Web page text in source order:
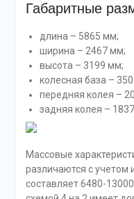
Габаритные
длина – 5865 мм;
ширина – 2467 мм;
высота – 3199 мм;
колесная база –
передняя колея –
задняя колея –
Массовые
различаются с учетом
составляет 6480-